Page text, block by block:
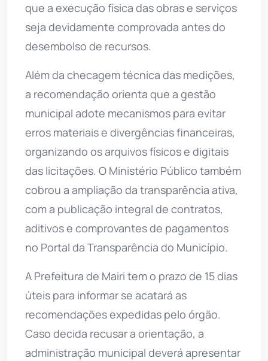
que a execução física das obras e serviços
seja devidamente comprovada antes do
desembolso de recursos.
Além da checagem técnica das medições,
a recomendação orienta que a gestão
municipal adote mecanismos para evitar
erros materiais e divergências financeiras,
organizando os arquivos físicos e digitais
das licitações. O Ministério Público também
cobrou a ampliação da transparência ativa,
com a publicação integral de contratos,
aditivos e comprovantes de pagamentos
no Portal da Transparência do Município.
A Prefeitura de Mairi tem o prazo de 15 dias
úteis para informar se acatará as
recomendações expedidas pelo órgão.
Caso decida recusar a orientação, a
administração municipal deverá apresentar